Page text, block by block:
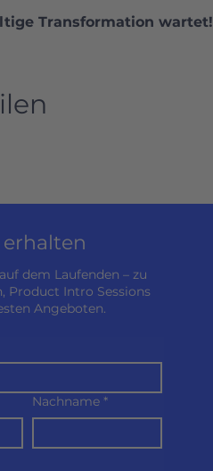
Transformation wartet!
dem Laufenden – zu
Product Intro Sessions
Angeboten.
Nachname *